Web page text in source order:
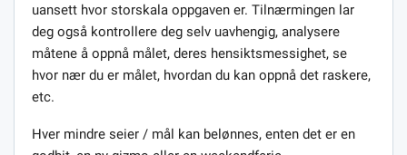
uansett hvor storskala oppgaven er. Tilnærmingen lar
deg også kontrollere deg selv uavhengig, analysere
måtene å oppnå målet, deres hensiktsmessighet, se
hvor nær du er målet, hvordan du kan oppnå det raskere,
etc.
Hver mindre seier / mål kan belønnes, enten det er en